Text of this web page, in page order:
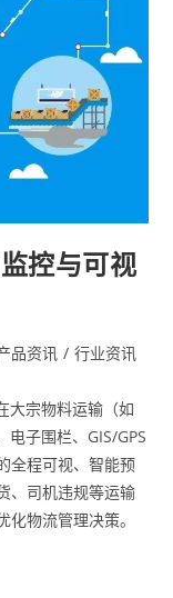
控与可视
品资讯 / 行业资讯
大宗物料运输（如
子围栏、GIS/GPS
全程可视、智能预
、司机违规等运输
物流管理决策。